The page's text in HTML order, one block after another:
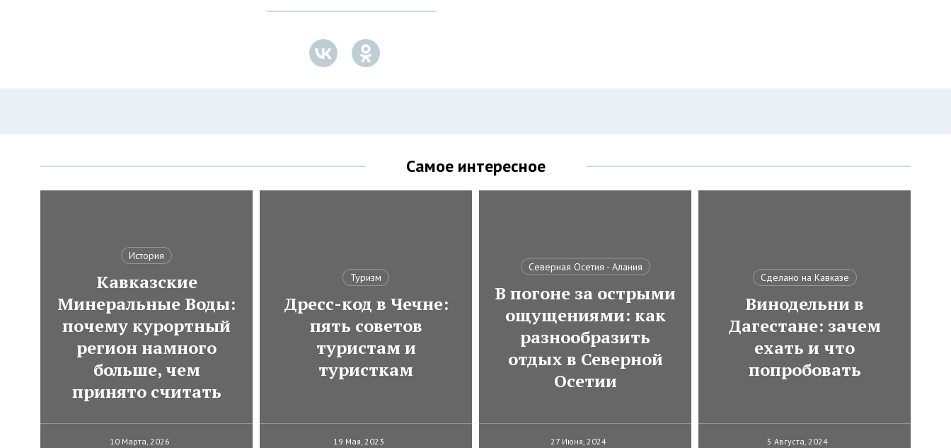
Самое интересное
История
Кавказские
Минеральные Воды:
почему курортный
регион намного
больше, чем
принято считать
10 Марта, 2026
Туризм
Дресс-код в Чечне:
пять советов
туристам и
туристкам
19 Мая, 2023
Северная Осетия - Алания
В погоне за острыми
ощущениями: как
разнообразить
отдых в Северной
Осетии
27 Июня, 2024
Сделано на Кавказе
Винодельни в
Дагестане: зачем
ехать и что
попробовать
5 Августа, 2024